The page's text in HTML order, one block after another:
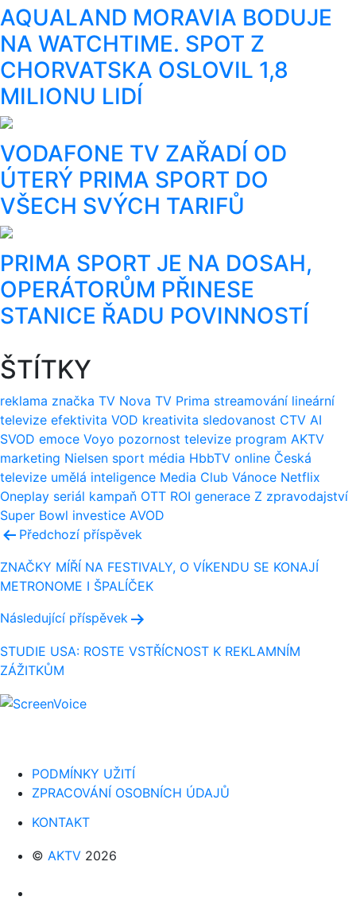
AQUALAND MORAVIA BODUJE
NA WATCHTIME. SPOT Z
CHORVATSKA OSLOVIL 1,8
MILIONU LIDÍ
VODAFONE TV ZAŘADÍ OD
ÚTERÝ PRIMA SPORT DO
VŠECH SVÝCH TARIFŮ
PRIMA SPORT JE NA DOSAH,
OPERÁTORŮM PŘINESE
STANICE ŘADU POVINNOSTÍ
ŠTÍTKY
reklama značka TV Nova TV Prima streamování lineární
televize efektivita VOD kreativita sledovanost CTV AI
SVOD emoce Voyo pozornost televize program AKTV
marketing Nielsen sport média HbbTV online Česká
televize umělá inteligence Media Club Vánoce Netflix
Oneplay seriál kampaň OTT ROI generace Z zpravodajství
Super Bowl investice AVOD
Navigace
pro
příspěvek
Předchozí příspěvek
ZNAČKY MÍŘÍ NA FESTIVALY, O VÍKENDU SE KONAJÍ
METRONOME I ŠPALÍČEK
Následující příspěvek
STUDIE USA: ROSTE VSTŘÍCNOST K REKLAMNÍM
ZÁŽITKŮM
PODMÍNKY UŽITÍ
ZPRACOVÁNÍ OSOBNÍCH ÚDAJŮ
KONTAKT
© AKTV 2026